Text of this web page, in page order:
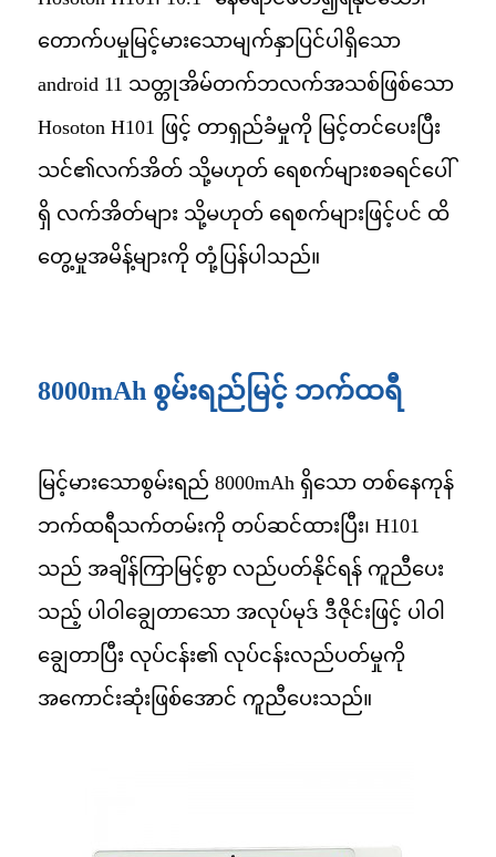
တောက်ပမှုမြင့်မားသောမျက်နှာပြင်ပါရှိသော
android 11 သတ္တုအိမ်တက်ဘလက်အသစ်ဖြစ်သော
Hosoton H101 ဖြင့် တာရှည်ခံမှုကို မြင့်တင်ပေးပြီး
သင်၏လက်အိတ် သို့မဟုတ် ရေစက်များစခရင်ပေါ်
ရှိ လက်အိတ်များ သို့မဟုတ် ရေစက်များဖြင့်ပင် ထိ
တွေ့မှုအမိန့်များကို တုံ့ပြန်ပါသည်။
8000mAh စွမ်းရည်မြင့် ဘက်ထရီ
မြင့်မားသောစွမ်းရည် 8000mAh ရှိသော တစ်နေကုန်
ဘက်ထရီသက်တမ်းကို တပ်ဆင်ထားပြီး၊ H101
သည် အချိန်ကြာမြင့်စွာ လည်ပတ်နိုင်ရန် ကူညီပေး
သည့် ပါဝါချွေတာသော အလုပ်မုဒ် ဒီဇိုင်းဖြင့် ပါဝါ
ချွေတာပြီး လုပ်ငန်း၏ လုပ်ငန်းလည်ပတ်မှုကို
အကောင်းဆုံးဖြစ်အောင် ကူညီပေးသည်။